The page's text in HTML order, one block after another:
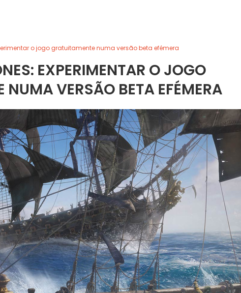
o jogo gratuitamente numa versão beta efémera
EXPERIMENTAR O JOGO
NUMA VERSÃO BETA EFÉMERA